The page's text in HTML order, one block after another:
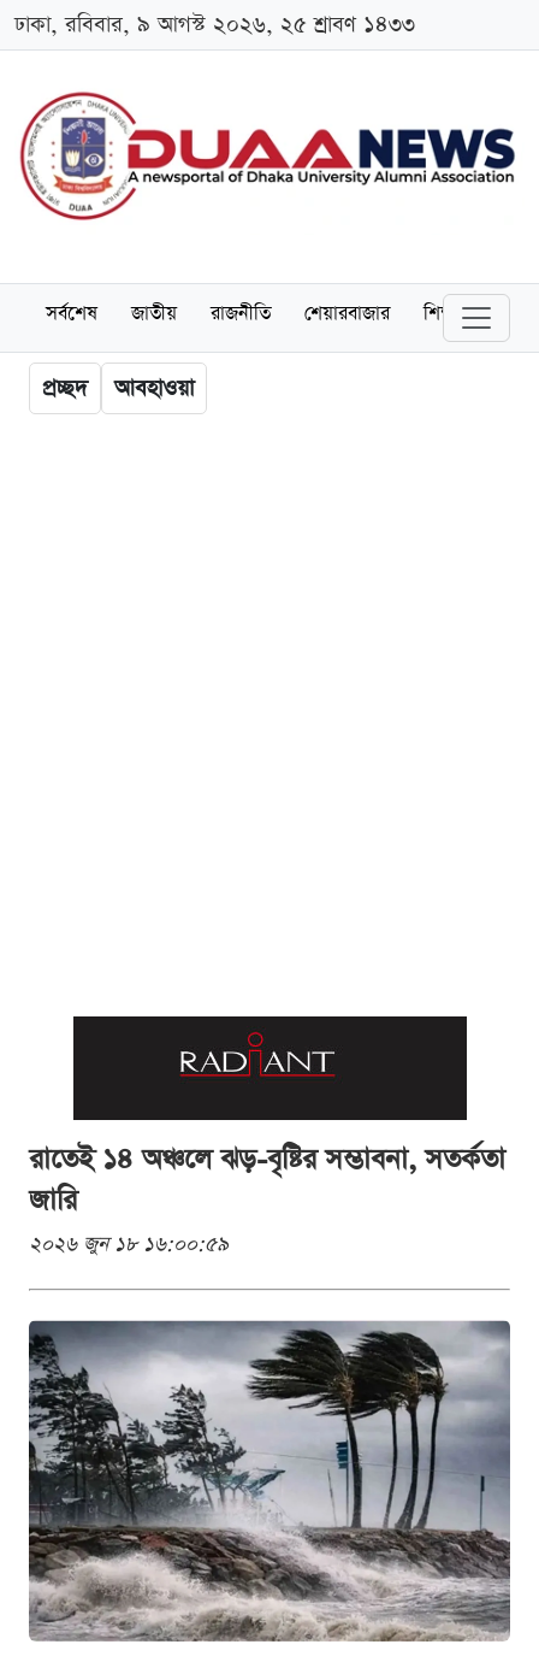
ঢাকা, রবিবার, ৯ আগস্ট ২০২৬, ২৫ শ্রাবণ ১৪৩৩
সর্বশেষ জাতীয় রাজনীতি শেয়ারবাজার শিক্ষা
প্রচ্ছদ আবহাওয়া
রাতেই ১৪ অঞ্চলে ঝড়-বৃষ্টির সম্ভাবনা, সতর্কতা
জারি
২০২৬ জুন ১৮ ১৬:০০:৫৯